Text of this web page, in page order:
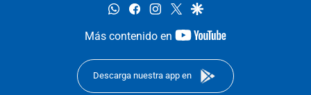
whatsappfacebookinstagram
twittergoogle
Más contenido en
youtube-
Descarga nuestra app en